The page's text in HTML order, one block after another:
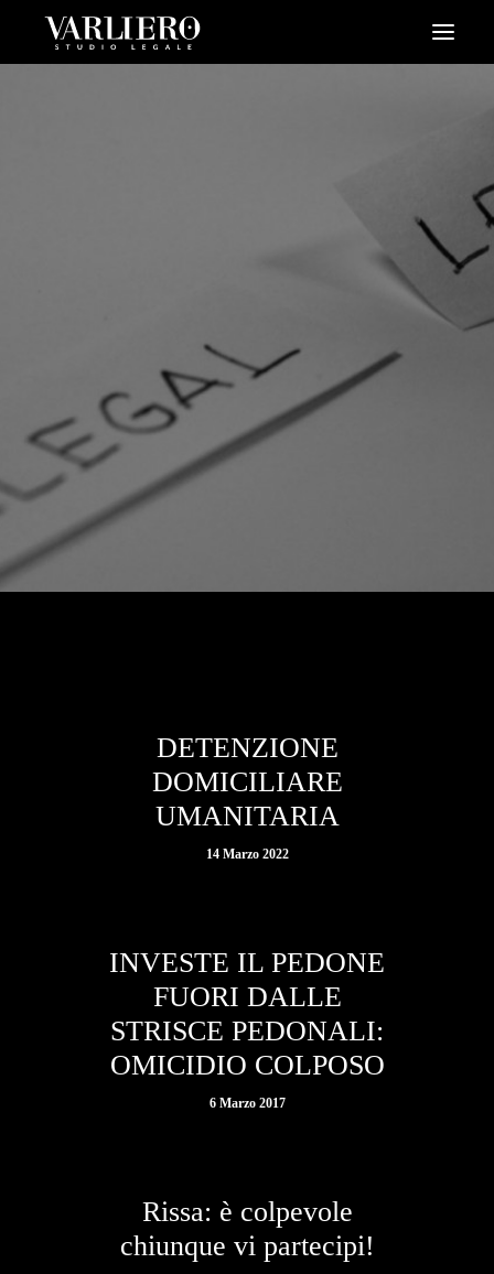
PRENDI UN APPUNTAMENTO
DETENZIONE
DOMICILIARE
UMANITARIA
14 Marzo 2022
INVESTE IL PEDONE
FUORI DALLE
STRISCE PEDONALI:
OMICIDIO COLPOSO
6 Marzo 2017
Rissa: è colpevole
chiunque vi partecipi!